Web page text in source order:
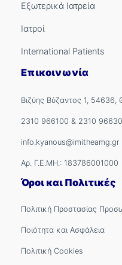
Εξωτερικά Ιατρεία
Ιατροί
International Patients
Επικοινωνία
Βιζύης Βύζαντος 1, 54636,
2310 966100 & 2310
info.kyanous@imitheamg.gr
Αρ. Γ.Ε.ΜΗ.: 183786001000
Όροι και Πολιτικές
Πολιτική Προστασίας
Ποιότητα και Ασφάλεια
Πολιτική Cookies